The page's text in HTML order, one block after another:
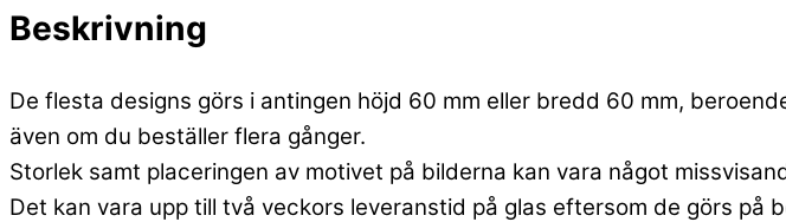
Beskrivning
De flesta designs görs i antingen höjd 60 mm eller bredd 60 mm,
även om du beställer flera gånger.
Storlek samt placeringen av motivet på bilderna kan vara något
Det kan vara upp till två veckors leveranstid på glas eftersom de görs på